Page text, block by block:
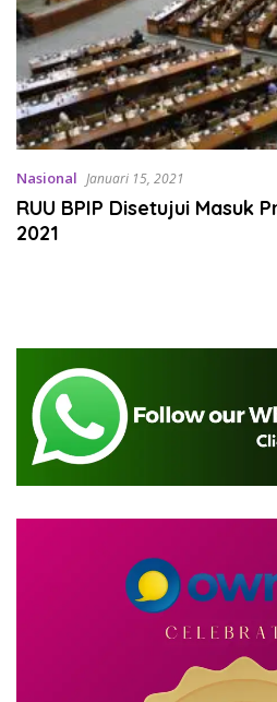
Nasional Januari 15, 2021
RUU BPIP Disetujui Masuk
2021